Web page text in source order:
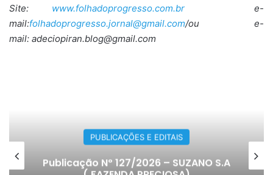
Site: www.folhadoprogresso.com.br e-
mail:folhadoprogresso.jornal@gmail.com/ou e-
mail: adeciopiran.blog@gmail.com
PUBLICAÇÕES E EDITAIS
Publicação Nº 127/2026 – SUZANO S.A